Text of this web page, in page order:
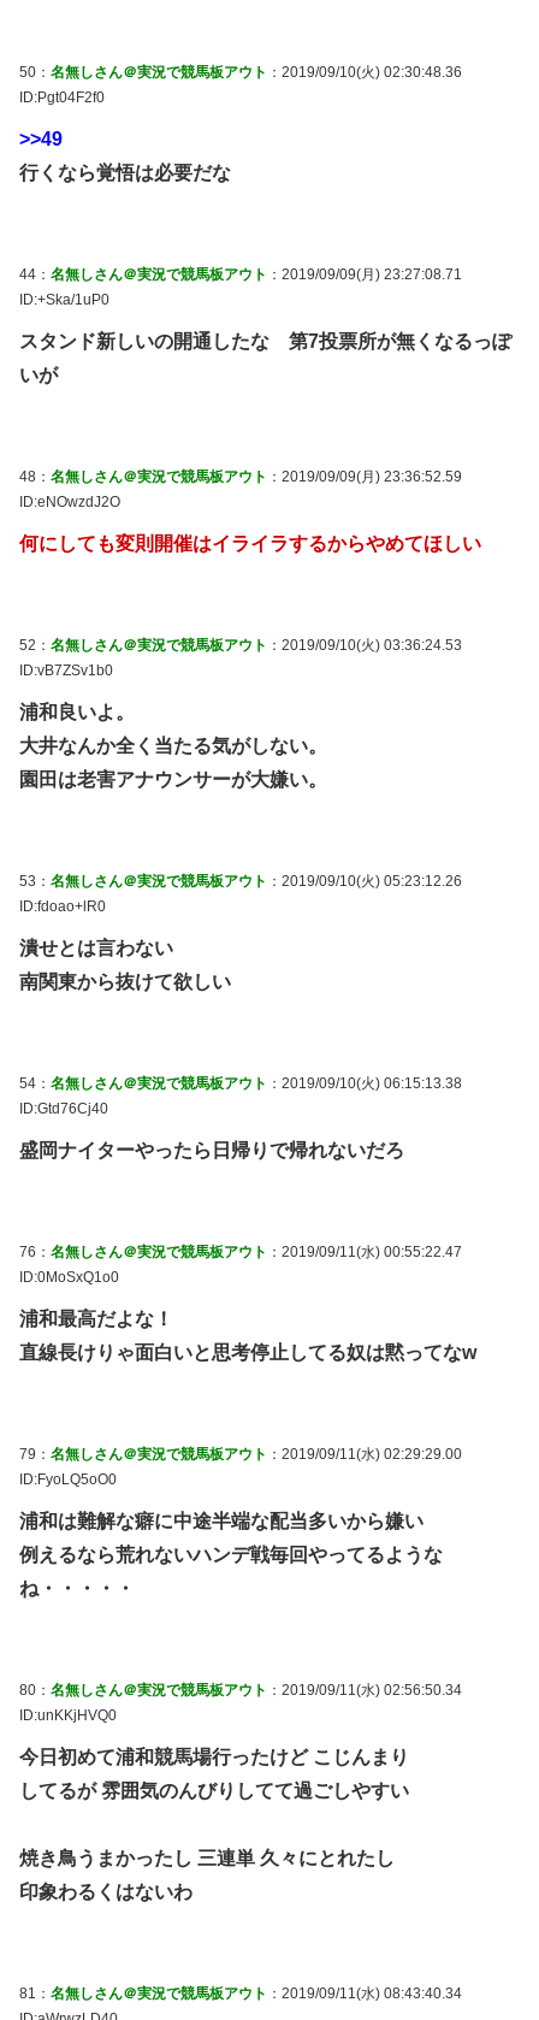
50： 名無しさん＠実況で競馬板アウト ：2019/09/10(火) 02:30:48.36
ID:Pgt04F2f0
>>49
行くなら覚悟は必要だな
44： 名無しさん＠実況で競馬板アウト ：2019/09/09(月) 23:27:08.71
ID:+Ska/1uP0
スタンド新しいの開通したな 第7投票所が無くなるっぽ
いが
48： 名無しさん＠実況で競馬板アウト ：2019/09/09(月) 23:36:52.59
ID:eNOwzdJ2O
何にしても変則開催はイライラするからやめてほしい
52： 名無しさん＠実況で競馬板アウト ：2019/09/10(火) 03:36:24.53
ID:vB7ZSv1b0
浦和良いよ。
大井なんか全く当たる気がしない。
園田は老害アナウンサーが大嫌い。
53： 名無しさん＠実況で競馬板アウト ：2019/09/10(火) 05:23:12.26
ID:fdoao+lR0
潰せとは言わない
南関東から抜けて欲しい
54： 名無しさん＠実況で競馬板アウト ：2019/09/10(火) 06:15:13.38
ID:Gtd76Cj40
盛岡ナイターやったら日帰りで帰れないだろ
76： 名無しさん＠実況で競馬板アウト ：2019/09/11(水) 00:55:22.47
ID:0MoSxQ1o0
浦和最高だよな！
直線長けりゃ面白いと思考停止してる奴は黙ってなw
79： 名無しさん＠実況で競馬板アウト ：2019/09/11(水) 02:29:29.00
ID:FyoLQ5oO0
浦和は難解な癖に中途半端な配当多いから嫌い
例えるなら荒れないハンデ戦毎回やってるような
ね・・・・・
80： 名無しさん＠実況で競馬板アウト ：2019/09/11(水) 02:56:50.34
ID:unKKjHVQ0
今日初めて浦和競馬場行ったけど こじんまり
してるが 雰囲気のんびりしてて過ごしやすい
焼き鳥うまかったし 三連単 久々にとれたし
印象わるくはないわ
81： 名無しさん＠実況で競馬板アウト ：2019/09/11(水) 08:43:40.34